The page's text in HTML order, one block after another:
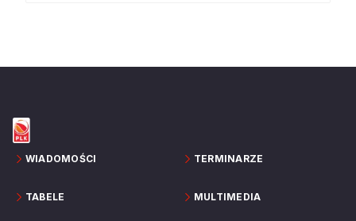
WIADOMOŚCI TERMINARZE
TABELE MULTIMEDIA